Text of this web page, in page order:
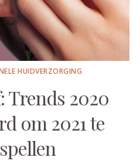
HUIDVERZORGING
Trends 2020
om 2021 te